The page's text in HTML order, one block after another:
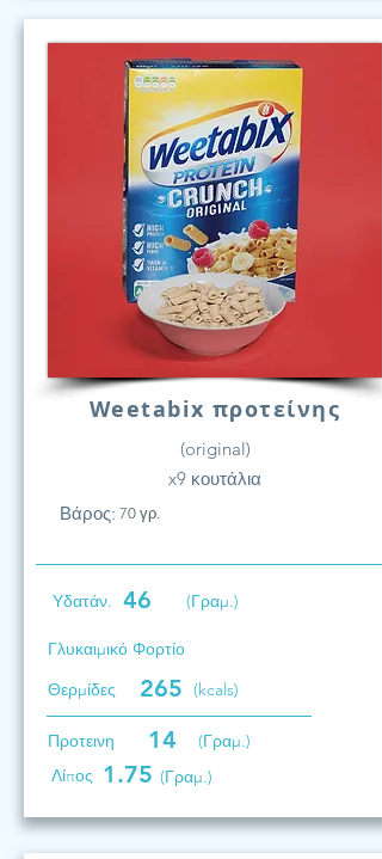
Weetabix προτείνης
(original)
x9 κουτάλια
Βάρος: 70 γρ.
Υδατάν. 46 (Γραμ.)
Γλυκαιμικό Φορτίο
Θερμίδες
265 (kcals)
Προτεινη 14
(Γραμ.)
Λίπος 1.75 (Γραμ.)